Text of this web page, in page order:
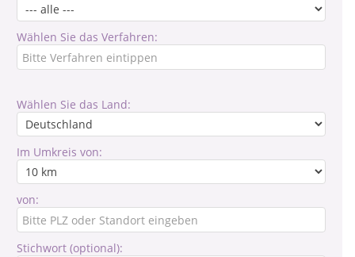
Wählen Sie das Verfahren:
Wählen Sie das Land:
Im Umkreis von:
von:
Stichwort (optional):